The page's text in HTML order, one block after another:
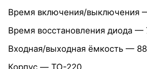
Время включения/выключения
Время восстановления диода —
Входная/выходная ёмкость —
Корпус — TO-220